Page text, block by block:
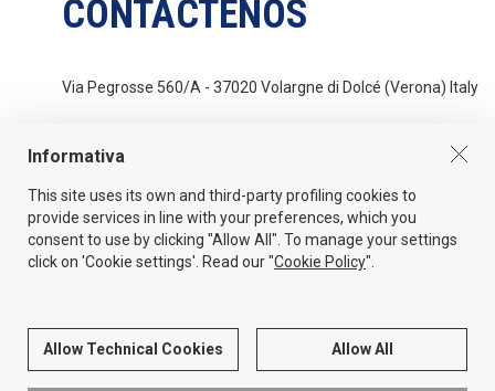
CONTÁCTENOS
Via Pegrosse 560/A - 37020 Volargne di Dolcé (Verona) Italy
+39 045 6862044
Email
info@sidergas.com
ENG ITA ESP
Informativa
This site uses its own and third-party profiling cookies to
provide services in line with your preferences, which you
consent to use by clicking "Allow All". To manage your settings
click on 'Cookie settings'. Read our "Cookie Policy".
Allow All
Allow Technical Cookies